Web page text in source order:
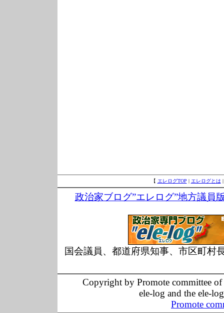
【 エレログTOP | エレログとは
政治家ブログ”エレログ”地方議員
国会議員、都道府県知事、市区町村
Copyright by Promote committee
ele-log and the ele-
Promote